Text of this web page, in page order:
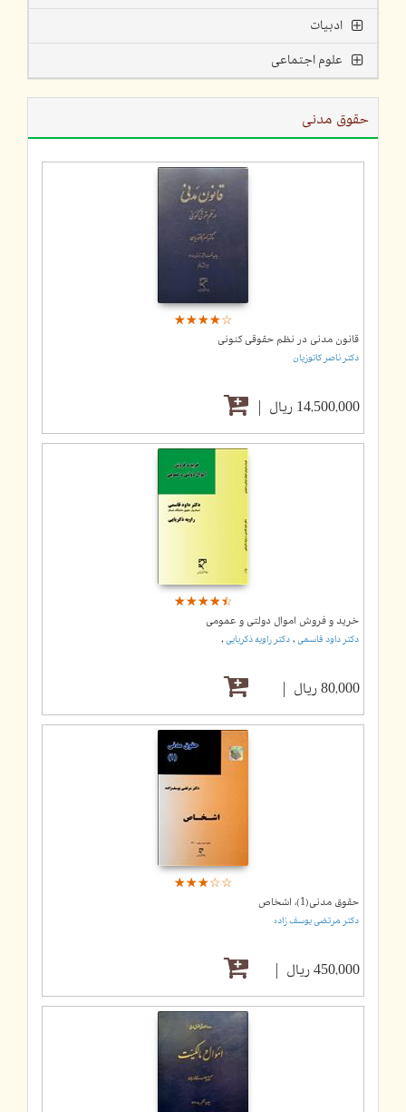
ادبیات
علوم اجتماعی
حقوق مدنی
☆☆☆☆☆
★★★★★
قانون مدنی در نظم حقوقی کنونی
دکتر ناصر کاتوزیان
14,500,000 ریال
☆☆☆☆☆
★★★★★
خرید و فروش اموال دولتی و عمومی
دکتر داود قاسمی , دکتر راویه ذکریایی ,
80,000 ریال
☆☆☆☆☆
★★★★★
حقوق مدنی(1)، اشخاص
دکتر مرتضی یوسف زاده
450,000 ریال